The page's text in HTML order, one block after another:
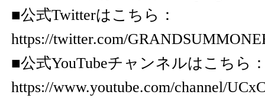
■公式Twitterはこちら：
https://twitter.com/
■公式YouTubeチャンネルはこちら
https://www.youtube.com/channel/